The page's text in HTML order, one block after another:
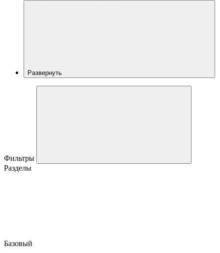
Развернуть
Фильтры
Разделы
Базовый